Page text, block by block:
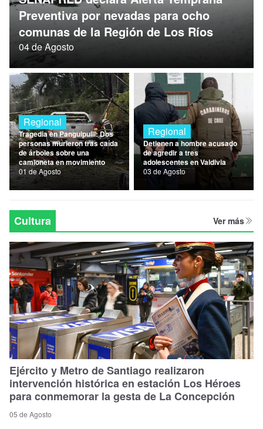
Nacional
Política
Preventiva por nevadas para ocho
comunas de la Región de Los Ríos
04 de Agosto
Regional
Tragedia en Panguipulli: Dos
personas murieron tras caída
de árboles sobre una
camioneta en movimiento
01 de Agosto
Regional
Detienen a hombre acusado
de agredir a tres
adolescentes en Valdivia
03 de Agosto
Cultura Ver más
Ejército y Metro de Santiago realizaron
intervención histórica en estación Los Héroes
para conmemorar la gesta de La Concepción
05 de Agosto